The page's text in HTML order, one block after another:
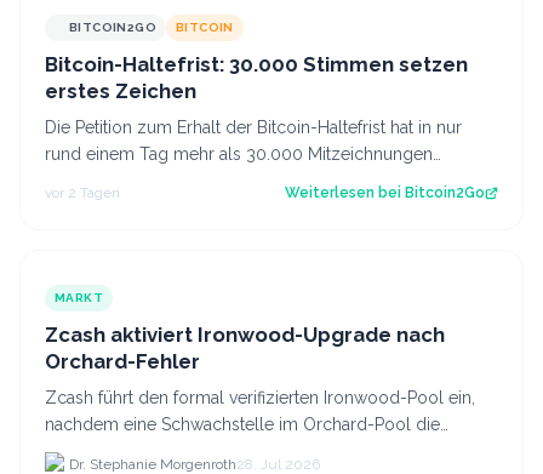
BITCOIN2GO BITCOIN
Bitcoin-Haltefrist: 30.000 Stimmen setzen
erstes Zeichen
Die Petition zum Erhalt der Bitcoin-Haltefrist hat in nur
rund einem Tag mehr als 30.000 Mitzeichnungen
vor 2 Tagen Weiterlesen bei Bitcoin2Go
MARKT
Zcash aktiviert Ironwood-Upgrade nach
Orchard-Fehler
Zcash führt den formal verifizierten Ironwood-Pool ein,
nachdem eine Schwachstelle im Orchard-Pool die
Erstellung gefälschter ZEC-Token ermöglichte.
Dr. Stephanie Morgenroth28. Jul 2026